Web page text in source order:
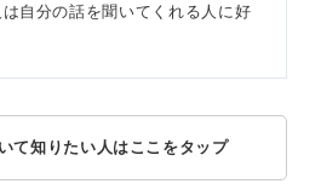
自分の話を聞いてくれる人に好
て知りたい人はここをタップ